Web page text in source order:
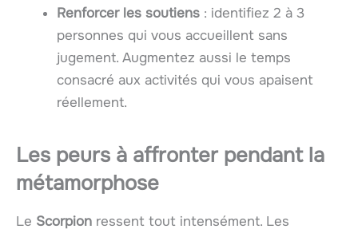
Renforcer les soutiens : identifiez 2 à 3
personnes qui vous accueillent sans
jugement. Augmentez aussi le temps
consacré aux activités qui vous apaisent
réellement.
Les peurs à affronter pendant la
métamorphose
Le Scorpion ressent tout intensément. Les